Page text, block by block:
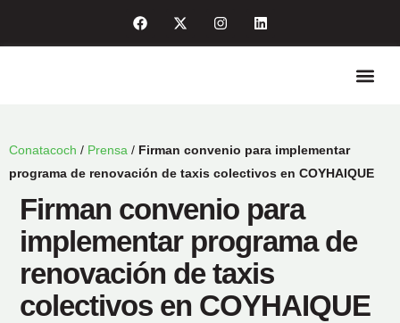
Conatacoch / Prensa / Firman convenio para implementar
programa de renovación de taxis colectivos en COYHAIQUE
Firman convenio para
implementar programa de
renovación de taxis
colectivos en COYHAIQUE